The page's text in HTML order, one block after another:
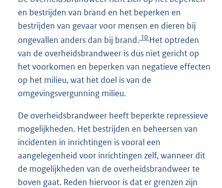
en bestrijden van brand en het beperken en
bestrijden van gevaar voor mensen en dieren bij
ongevallen anders dan bij brand. 10 Het optreden
van de overheidsbrandweer is dus niet gericht op
het voorkomen en beperken van negatieve effecten
op het milieu, wat het doel is van de
omgevingsvergunning milieu.
De overheidsbrandweer heeft beperkte repressieve
mogelijkheden. Het bestrijden en beheersen van
incidenten in inrichtingen is vooral een
aangelegenheid voor inrichtingen zelf, wanneer dit
de mogelijkheden van de overheidsbrandweer te
boven gaat. Reden hiervoor is dat er grenzen zijn